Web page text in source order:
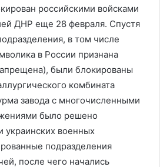
российскими войсками
ДНР еще 28 февраля. Спустя
в том числе
в России признана
были блокированы
комбината
завода с многочисленными
было решено
украинских военных
подразделения
после чего начались